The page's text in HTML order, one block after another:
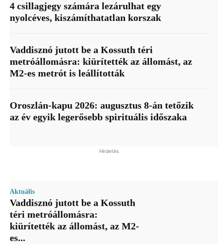
4 csillagjegy számára lezárulhat egy
nyolcéves, kiszámíthatatlan korszak
Vaddisznó jutott be a Kossuth téri
metróállomásra: kiürítették az állomást, az
M2-es metrót is leállították
Oroszlán-kapu 2026: augusztus 8-án tetőzik
az év egyik legerősebb spirituális időszaka
Hirdetés
Aktuális
Vaddisznó jutott be a Kossuth
téri metróállomásra:
kiürítették az állomást, az M2-
es...